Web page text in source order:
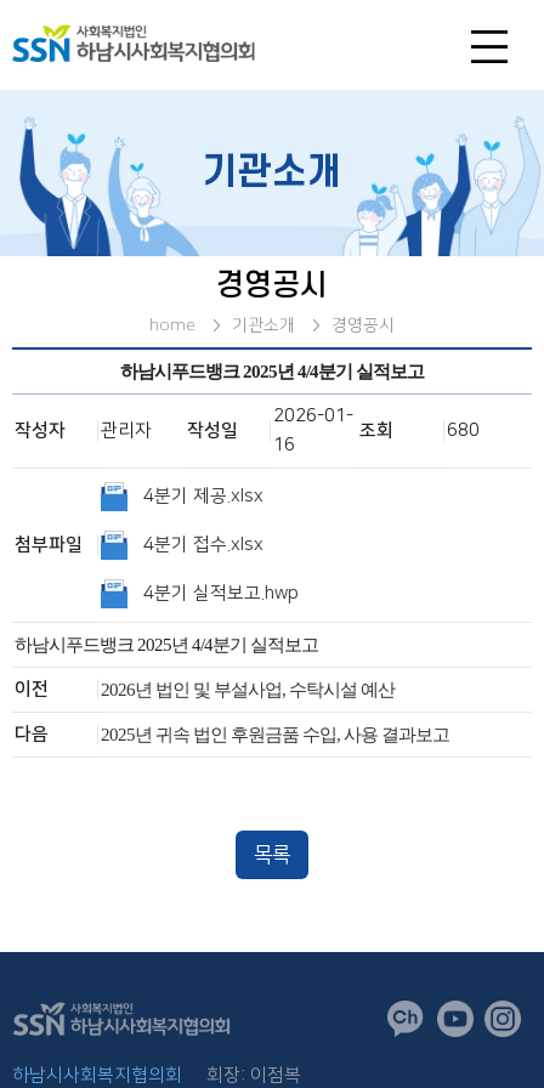
기관소개
경영공시
home 기관소개 경영공시
하남시푸드뱅크 2025년 4/4분기 실적보고
작성자 관리자 작성일
2026-01-
16
조회 680
첨부파일
4분기 제공.xlsx
4분기 접수.xlsx
4분기 실적보고.hwp
하남시푸드뱅크 2025년 4/4분기 실적보고
이전 2026년 법인 및 부설사업, 수탁시설 예산
다음 2025년 귀속 법인 후원금품 수입, 사용 결과보고
목록
하남시사회복지협의회 회장: 이점복